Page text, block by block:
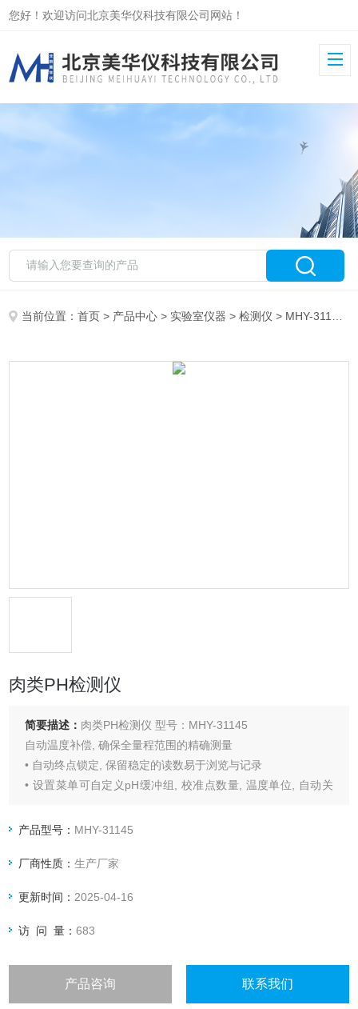
您好！欢迎访问北京美华仪科技有限公司网站！
当前位置：首页 > 产品中心 > 实验室仪器 >检测仪 > MHY-31145肉类PH检测仪
肉类PH检测仪
简要描述： 肉类PH检测仪 型号：MHY-31145
自动温度补偿, 确保全量程范围的精确测量
• 自动终点锁定, 保留稳定的读数易于浏览与记录
• 设置菜单可自定义pH缓冲组, 校准点数量, 温度单位, 自动关
产品型号： MHY-31145
厂商性质：生产厂家
更新时间： 2025-04-16
访 问 量：683
产品咨询 联系我们